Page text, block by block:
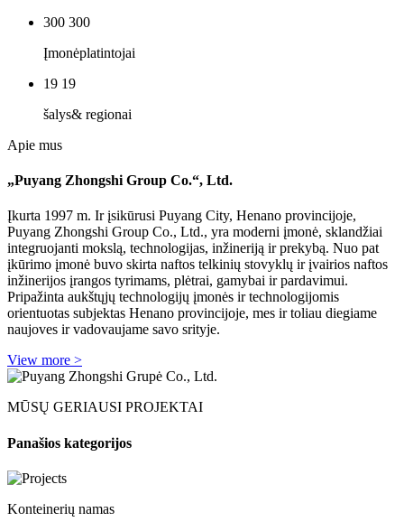
300 300
Įmonėplatintojai
19 19
šalys& regionai
Apie mus
„Puyang Zhongshi Group Co.“, Ltd.
Įkurta 1997 m. Ir įsikūrusi Puyang City, Henano provincijoje,
Puyang Zhongshi Group Co., Ltd., yra moderni įmonė, sklandžiai
integruojanti mokslą, technologijas, inžineriją ir prekybą. Nuo pat
įkūrimo įmonė buvo skirta naftos telkinių stovyklų ir įvairios naftos
inžinerijos įrangos tyrimams, plėtrai, gamybai ir pardavimui.
Pripažinta aukštųjų technologijų įmonės ir technologijomis
orientuotas subjektas Henano provincijoje, mes ir toliau diegiame
naujoves ir vadovaujame savo srityje.
View more >
MŪSŲ GERIAUSI PROJEKTAI
Panašios kategorijos
Konteinerių namas